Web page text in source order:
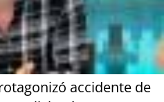
accidente de